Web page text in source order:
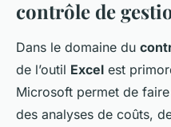
contrôle de
Dans le domaine du
de l’outil Excel est
Microsoft permet de
des analyses de coûts,